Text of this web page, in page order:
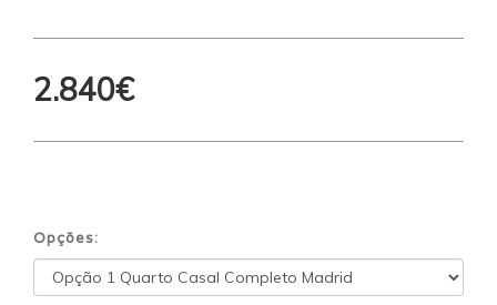
2.840€
Opções: